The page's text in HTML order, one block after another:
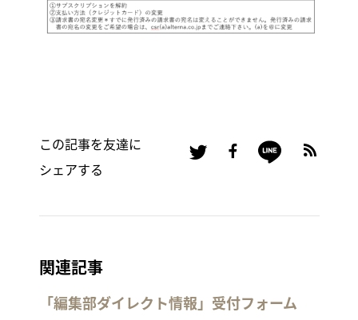
この記事を友達に
シェアする
関連記事
「編集部ダイレクト情報」受付フォーム